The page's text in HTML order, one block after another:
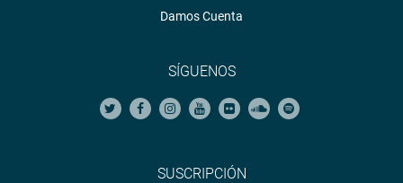
Damos Cuenta
SÍGUENOS
SUSCRIPCIÓN